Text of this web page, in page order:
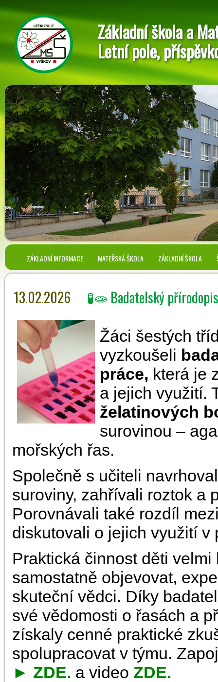
Základní škola a
Letní pole,
ZÁKLADNÍ INFORMACE MATEŘSKÁ ŠKOLA ZÁKLADNÍ ŠKOLA
13.02.2026 🧪🧫 Badatelský přírodopis
Žáci šestých
vyzkoušeli
práce, která je
a jejich využití.
želatinových
surovinou –
mořských řas.
Společně s učiteli
suroviny, zahřívali roztok a
Porovnávali také rozdíl
diskutovali o jejich využití v
Praktická činnost děti
samostatně objevovat,
skuteční vědci. Díky
své vědomosti o řasách a
získaly cenné praktické
spolupracovat v týmu.
► ZDE. a video ZDE.